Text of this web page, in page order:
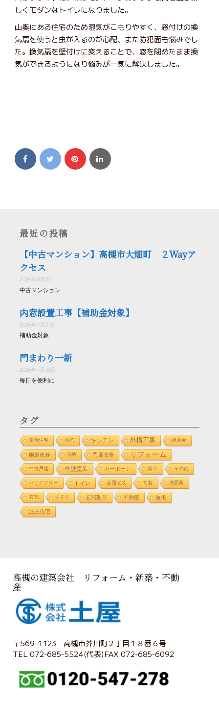
しくモダンなトイレになりました。
山奥にある住宅のため湿気がこもりやすく、窓付けの換
気扇を使うと虫が入るのが心配、また防犯面も悩みでし
た。換気扇を壁付けに変えることで、窓を閉めたまま換
気ができるようになり悩みが一気に解決しました。
最近の投稿
【中古マンション】高槻市大畑町 ２Wayア
クセス
2026年8月3日
中古マンション
内窓設置工事【補助金対象】
2026年7月31日
補助金対象
門まわり一新
2026年7月30日
毎日を便利に
タグ
集合住宅 内窓 キッチン 外構工事 補助金
雨漏改修 収納 門扉改修 リフォーム
中古戸建 外壁塗装 カーポート 浴室 その他
バリアフリー トイレ 全面改装 内装 洗面所
玄関 手すり 玄関廻り 不動産 屋根
注文住宅
高槻の建築会社 リフォーム・新築・不動
産
〒569-1123 高槻市芥川町２丁目１８番６号
TEL 072-685-5524(代表)FAX 072-685-6092